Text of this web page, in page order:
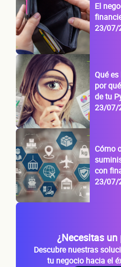
El
23/07/
Qué
por
de tu
23/07/
Cómo
con
23/07/
¿Necesitas un
Descubre nuestras
tu negocio hacia el